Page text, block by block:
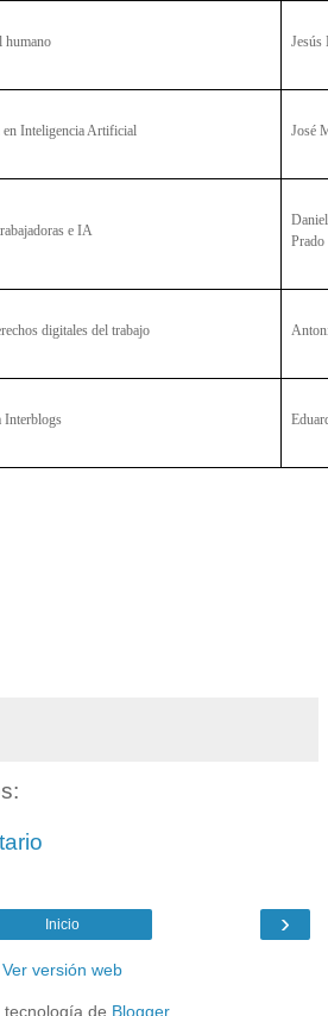
humano Jesús
en Inteligencia Artificial José
e IA
Prado
digitales del trabajo
Interblogs
›
Inicio
Ver versión web
tecnología de Blogger.